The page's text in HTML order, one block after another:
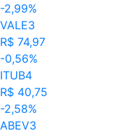
-2,99%
VALE3
R$ 74,97
-0,56%
ITUB4
R$ 40,75
-2,58%
ABEV3